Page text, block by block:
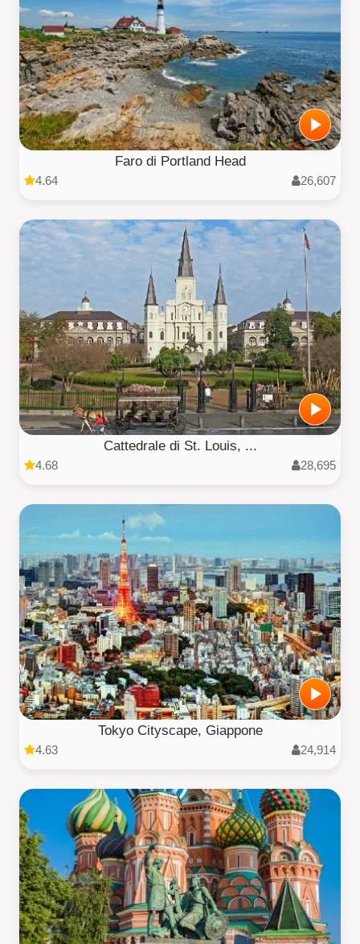
Faro di Portland Head
4.64 26,607
Cattedrale di St. Louis, ...
4.68 28,695
Tokyo Cityscape, Giappone
4.63 24,914